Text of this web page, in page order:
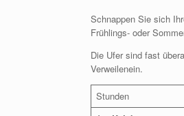
Schnappen Sie sich
Frühlings- oder
Die Ufer sind fast
Verweilenein.
Stunden